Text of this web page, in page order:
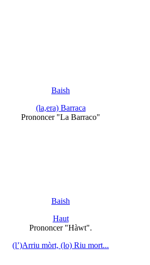
Baish
(la,era) Barraca
Prononcer "La Barraco"
Baish
Haut
Prononcer "Hàwt".
(l’)Arriu mòrt, (lo) Riu mort...